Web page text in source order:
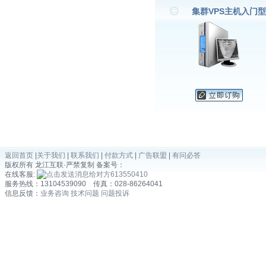
集群VPS主机入门型
返回首页 关于我们 联系我们 付款方式 广告联盟
有问必答
版权所有 龙江互联·严禁复制 备案号：
在线客服:
613550410
服务热线：13104539090 传真：028-86264041
信息反馈： 业务咨询 技术问题 问题投诉